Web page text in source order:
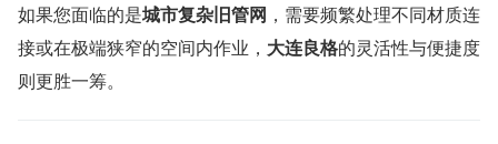
如果您面临的是城市复杂旧管网 ，需要频繁处理不同材质连
接或在极端狭窄的空间内作业， 大连良格的灵活性与便捷度
则更胜一筹。